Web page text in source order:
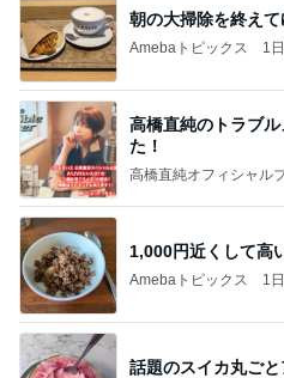
朝の大掃除を終え
Amebaトピックス 1
高橋直純のトラブ
た！
高橋直純オフィシャル
1,000円近くして高
Amebaトピックス 1
話題のスイカ丸ご